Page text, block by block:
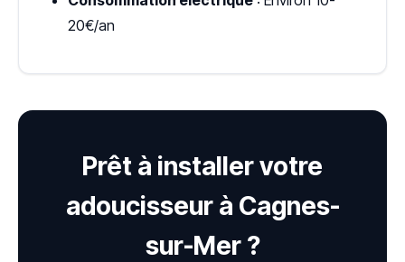
20€/an
Prêt à installer votre
adoucisseur à Cagnes-
sur-Mer ?